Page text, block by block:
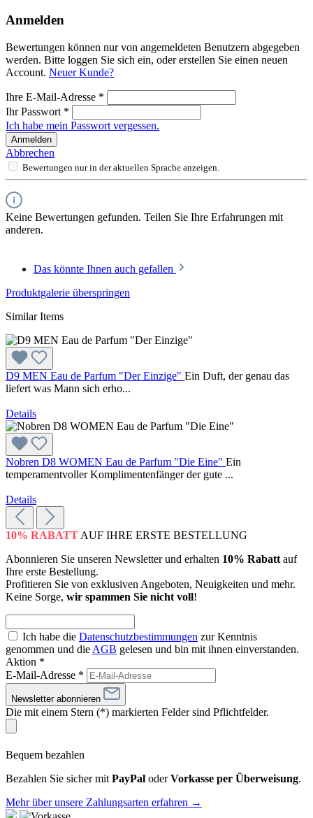
Anmelden
Bewertungen können nur von angemeldeten Benutzern abgegeben
werden. Bitte loggen Sie sich ein, oder erstellen Sie einen neuen
Account. Neuer Kunde?
Ihre E-Mail-Adresse *
Ihr Passwort *
Ich habe mein Passwort vergessen.
Anmelden
Abbrechen
Bewertungen nur in der aktuellen Sprache anzeigen.
Keine Bewertungen gefunden. Teilen Sie Ihre Erfahrungen mit
anderen.
Das könnte Ihnen auch gefallen
Produktgalerie überspringen
Similar Items
D9 MEN Eau de Parfum "Der Einzige" Ein Duft, der genau das
liefert was Mann sich erho...
Details
Nobren D8 WOMEN Eau de Parfum "Die Eine" Ein
temperamentvoller Komplimentenfänger der gute ...
Details
10% RABATT AUF IHRE ERSTE BESTELLUNG
Abonnieren Sie unseren Newsletter und erhalten 10% Rabatt auf
Ihre erste Bestellung.
Profitieren Sie von exklusiven Angeboten, Neuigkeiten und mehr.
Keine Sorge, wir spammen Sie nicht voll!
Ich habe die Datenschutzbestimmungen zur Kenntnis
genommen und die AGB gelesen und bin mit ihnen einverstanden.
Aktion *
E-Mail-Adresse *
Newsletter abonnieren
Die mit einem Stern (*) markierten Felder sind Pflichtfelder.
Bequem bezahlen
Bezahlen Sie sicher mit PayPal oderVorkasse per Überweisung.
Mehr über unsere Zahlungsarten erfahren →